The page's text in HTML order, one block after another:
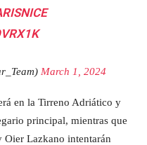
March 1, 2024
en la Tirreno Adriático y
principal, mientras que
Oier Lazkano intentarán